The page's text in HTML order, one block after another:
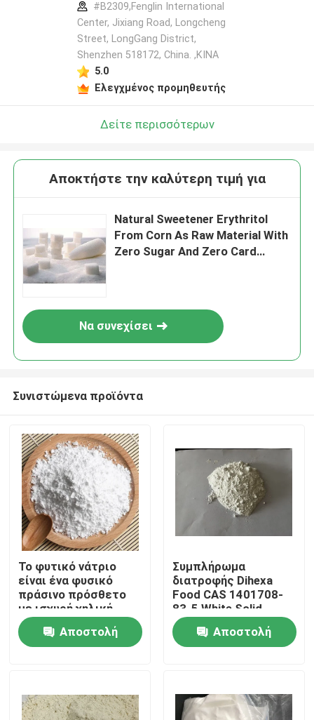
Σπίτι
Βίντεο
#B2309,Fenglin International
Center, Jixiang Road, Longcheng
Street, LongGang District,
Shenzhen 518172, China. ,ΚΙΝΑ
5.0
Ελεγχμένος προμηθευτής
Δείτε περισσότερων
Αποκτήστε την καλύτερη τιμή για
Natural Sweetener Erythritol
From Corn As Raw Material With
Zero Sugar And Zero Card
Να συνεχίσει
Συνιστώμενα προϊόντα
Το φυτικό νάτριο
είναι ένα φυσικό
πράσινο πρόσθετο
με ισχυρή χηλική
δράση με μεταλλικά
ιόντα, ισχυρές
αντιοξειδωτικές και
που χρησιμοποιείται
ευρέως σε
Αποστολή
Συμπλήρωμα
διατροφής Dihexa
Food CAS 1401708-
83-5 White Solid
Αποστολή